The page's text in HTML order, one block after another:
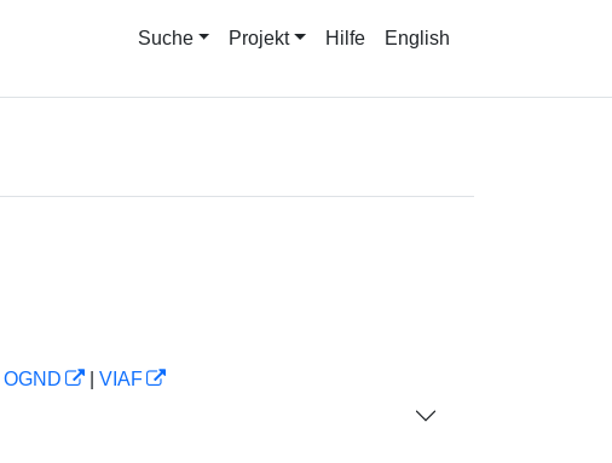
Suche Projekt Hilfe English
OGND
VIAF